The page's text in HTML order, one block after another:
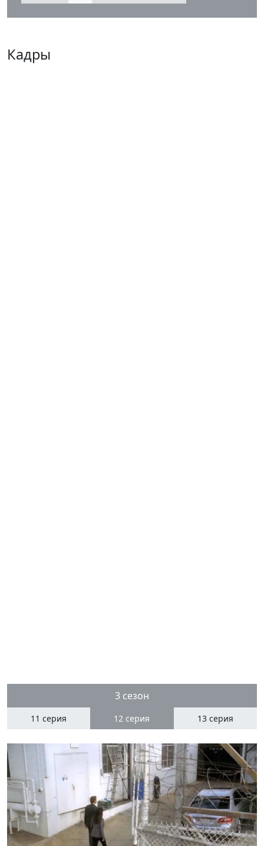
Кадры
3 сезон
11 серия 12 серия 13 серия